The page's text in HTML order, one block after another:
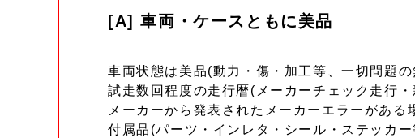
[A] 車両・ケースともに美品
車両状態は美品(動力・傷・加工等、一切問題
試走数回程度の走行暦(メーカーチェック走行
メーカーから発表されたメーカーエラーがあ
付属品(パーツ・インレタ・シール・ステッカー